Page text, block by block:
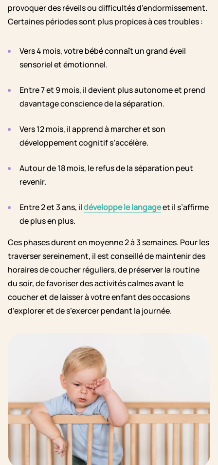
provoquer des réveils ou difficultés d’endormissement.
Certaines périodes sont plus propices à ces troubles :
Vers 4 mois, votre bébé connaît un grand éveil
sensoriel et émotionnel.
Entre 7 et 9 mois, il devient plus autonome et prend
davantage conscience de la séparation.
Vers 12 mois, il apprend à marcher et son
développement cognitif s’accélère.
Autour de 18 mois, le refus de la séparation peut
revenir.
Entre 2 et 3 ans, ildéveloppe le langageet il s’affirme
de plus en plus.
Ces phases durent en moyenne 2 à 3 semaines. Pour les
traverser sereinement, il est conseillé de maintenir des
horaires de coucher réguliers, de préserver la routine
du soir, de favoriser des activités calmes avant le
coucher et de laisser à votre enfant des occasions
d’explorer et de s’exercer pendant la journée.